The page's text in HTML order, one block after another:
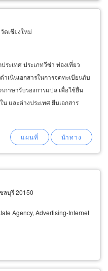
ดเชียงใหม่
ระเทศ ประเภทวีซ่า ท่องเที่ยว
เนินเอกสารในการจดทะเบียนกับ
าษารับรองการแปล เพื่อใช้ยื่น
และต่างประเทศ ยื่นเอกสาร
ลบุรี 20150
Agency, Advertising-Internet